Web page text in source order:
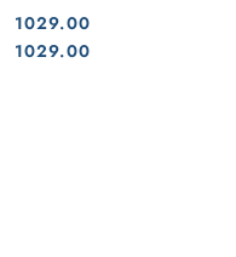
Cena:
1029.00
Cena:
1029.00